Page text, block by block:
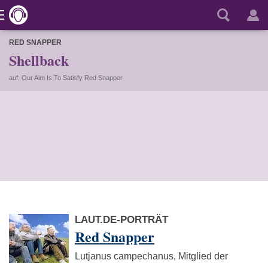
RED SNAPPER
Shellback
auf: Our Aim Is To Satisfy Red Snapper
LAUT.DE-PORTRÄT
Red Snapper
Lutjanus campechanus, Mitglied der